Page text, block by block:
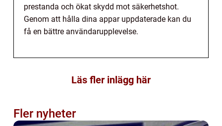
prestanda och ökat skydd mot säkerhetshot.
Genom att hålla dina appar uppdaterade kan du
få en bättre användarupplevelse.
Läs fler inlägg här
Fler nyheter